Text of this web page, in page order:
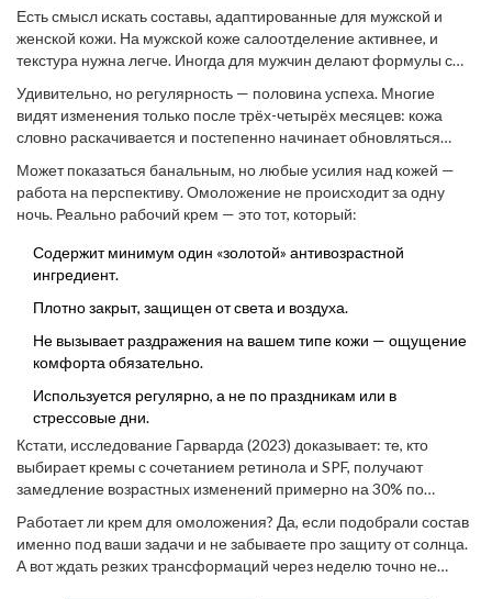
Есть смысл искать составы, адаптированные для мужской и
женской кожи. На мужской коже салоотделение активнее, и
текстура нужна легче. Иногда для мужчин делают формулы с
Удивительно, но регулярность — половина успеха. Многие
видят изменения только после трёх-четырёх месяцев: кожа
словно раскачивается и постепенно начинает обновляться
отеки или шелушение — это нормально, просто выберите крем
помягче и увлажняйте кожу активнее.
Может показаться банальным, но любые усилия над кожей —
работа на перспективу. Омоложение не происходит за одну
ночь. Реально рабочий крем — это тот, который:
Содержит минимум один «золотой» антивозрастной
ингредиент.
Плотно закрыт, защищен от света и воздуха.
Не вызывает раздражения на вашем типе кожи — ощущение
комфорта обязательно.
Используется регулярно, а не по праздникам или в
стрессовые дни.
Кстати, исследование Гарварда (2023) доказывает: те, кто
выбирает кремы с сочетанием ретинола и SPF, получают
замедление возрастных изменений примерно на 30% по
Работает ли крем для омоложения? Да, если подобрали состав
именно под ваши задачи и не забываете про защиту от солнца.
А вот ждать резких трансформаций через неделю точно не